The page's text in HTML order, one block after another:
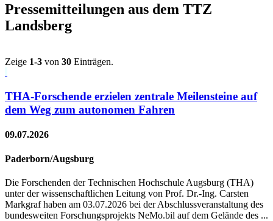
Pressemitteilungen aus dem TTZ
Landsberg
Zeige 1-3 von 30 Einträgen.
THA-Forschende erzielen zentrale Meilensteine auf
dem Weg zum autonomen Fahren
09.07.2026
Paderborn/Augsburg
Die Forschenden der Technischen Hochschule Augsburg (THA)
unter der wissenschaftlichen Leitung von Prof. Dr.-Ing. Carsten
Markgraf haben am 03.07.2026 bei der Abschlussveranstaltung des
bundesweiten Forschungsprojekts NeMo.bil auf dem Gelände des ...